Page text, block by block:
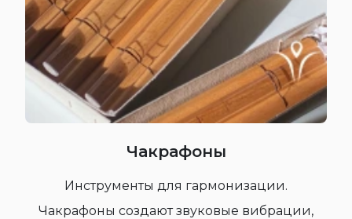
Чакрафоны
Инструменты для гармонизации.
Чакрафоны создают звуковые вибрации,